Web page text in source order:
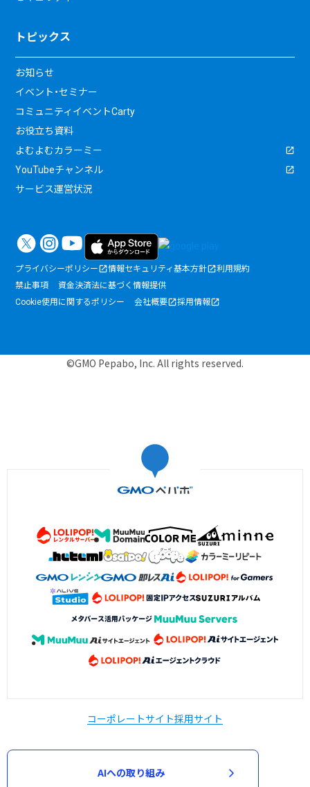
トピックス
お知らせ
イベント・セミナー
コミュニティイベントCarty
お役立ち資料
よむよむカラーミー
YouTubeチャンネル
サービス運営状況
プライバシーポリシー 情報セキュリティ基本方針
利用規約
禁止事項
資金決済法に基づく情報提供
Cookie使用に関するポリシー
会社概要 採用情報
©GMO Pepabo, Inc. All rights reserved.
コーポレートサイト採用サイト
AIへの取り組み